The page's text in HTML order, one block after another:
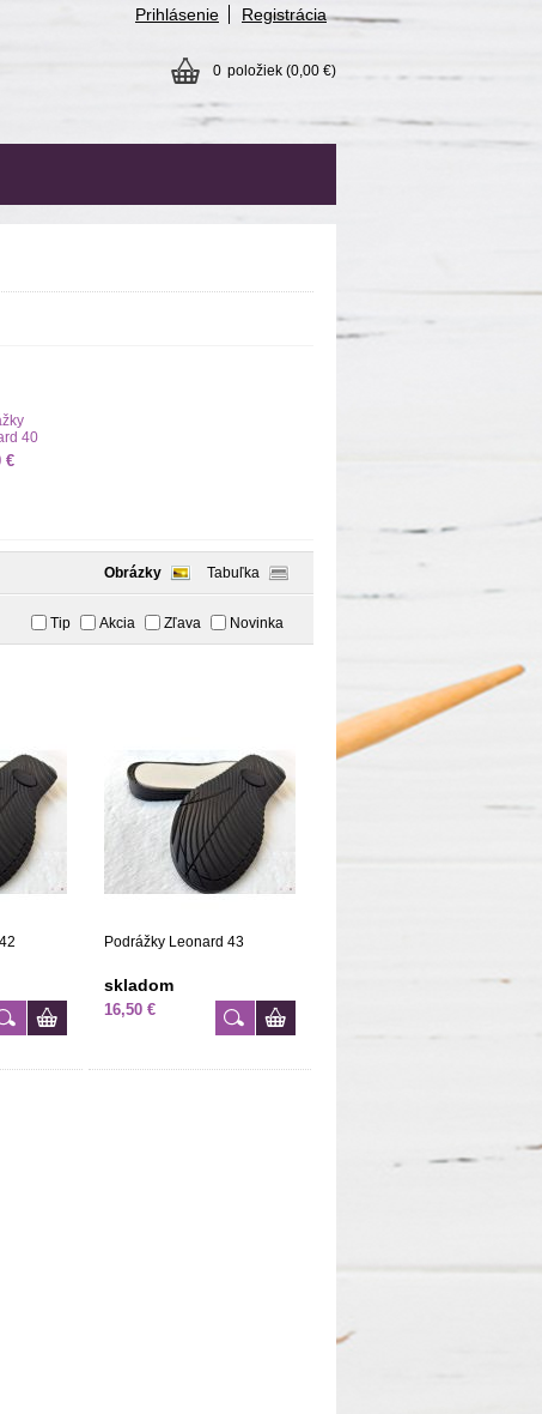
Prihlásenie Registrácia
0 položiek (0,00 €)
40
€
Obrázky Tabuľka
Tip Akcia Zľava Novinka
Podrážky Leonard 43
skladom
16,50 €